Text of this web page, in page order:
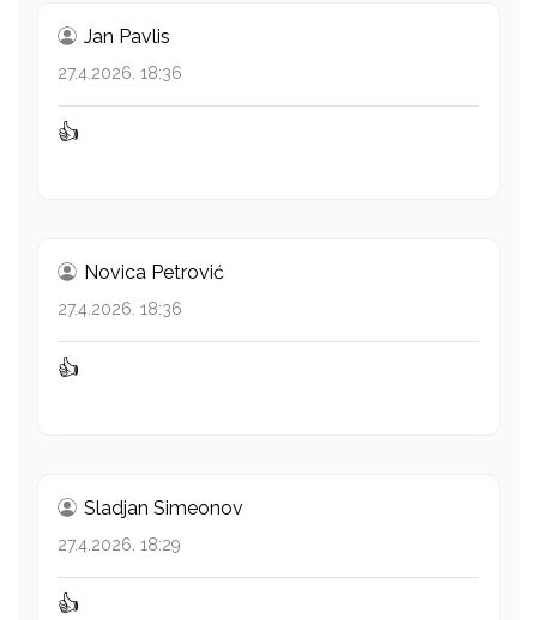
Jan Pavlis
27.4.2026. 18:36
👍
Novica Petrović
27.4.2026. 18:36
👍
Sladjan Simeonov
27.4.2026. 18:29
👍